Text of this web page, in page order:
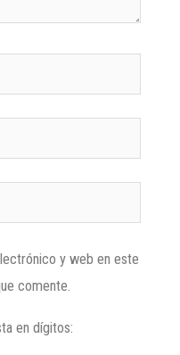
y web en este
comente.
en dígitos: